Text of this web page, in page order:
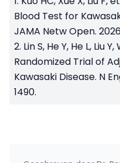
Blood Test for
JAMA Netw Open.
2. Lin S, He Y, He L, Liu
Randomized Trial of
Kawasaki Disease. N
1490.